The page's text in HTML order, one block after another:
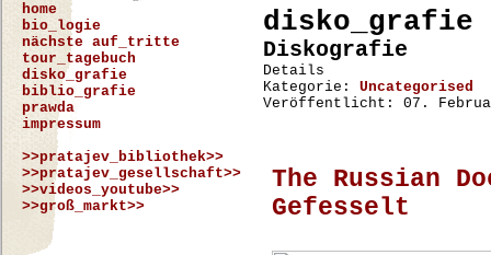
home
bio_logie
nächste auf_tritte
tour_tagebuch
disko_grafie
biblio_grafie
prawda
impressum
>>pratajev_bibliothek>>
>>pratajev_gesellschaft>>
>>videos_youtube>>
>>groß_markt>>
disko_grafie
Diskografie
Details
Kategorie: Uncategorised
Veröffentlicht: 07.
The Russian
Gefesselt